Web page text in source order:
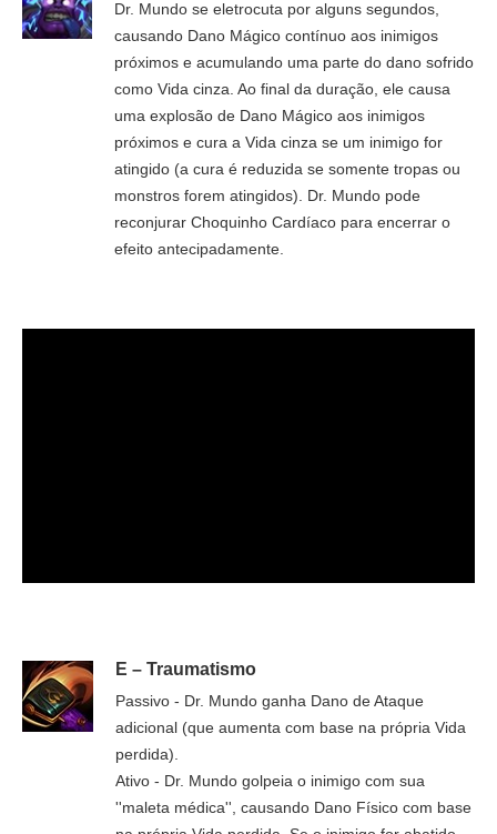
Dr. Mundo se eletrocuta por alguns segundos,
causando Dano Mágico contínuo aos inimigos
próximos e acumulando uma parte do dano sofrido
como Vida cinza. Ao final da duração, ele causa
uma explosão de Dano Mágico aos inimigos
próximos e cura a Vida cinza se um inimigo for
atingido (a cura é reduzida se somente tropas ou
monstros forem atingidos). Dr. Mundo pode
reconjurar Choquinho Cardíaco para encerrar o
efeito antecipadamente.
E – Traumatismo
Passivo - Dr. Mundo ganha Dano de Ataque
adicional (que aumenta com base na própria Vida
perdida).
Ativo - Dr. Mundo golpeia o inimigo com sua
''maleta médica'', causando Dano Físico com base